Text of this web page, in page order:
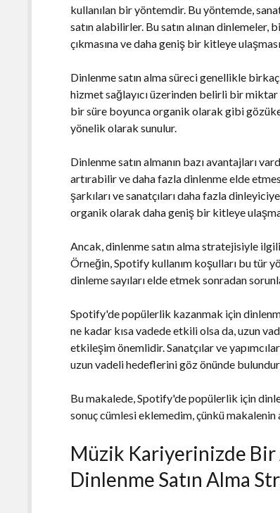
kullanılan bir yöntemdir. Bu yöntemde,
satın alabilirler. Bu satın alınan
çıkmasına ve daha geniş bir kitleye
Dinlenme satın alma süreci genellikle
hizmet sağlayıcı üzerinden belirli bir miktar
bir süre boyunca organik olarak gibi
yönelik olarak sunulur.
Dinlenme satın almanın bazı avantajları
artırabilir ve daha fazla dinlenme elde
şarkıları ve sanatçıları daha fazla
organik olarak daha geniş bir kitleye
Ancak, dinlenme satın alma stratejisiyle
Örneğin, Spotify kullanım koşulları bu tür
dinleme sayıları elde etmek sonradan
Spotify'de popülerlik kazanmak için
ne kadar kısa vadede etkili olsa da, uzun
etkileşim önemlidir. Sanatçılar ve
uzun vadeli hedeflerini göz önünde
Bu makalede, Spotify'de popülerlik için
sonuç cümlesi eklemedim, çünkü makalenin
Müzik Kariyerinizde Bir
Dinlenme Satın Alma